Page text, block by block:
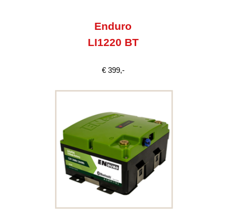
Enduro
LI1220 BT
€ 399,-